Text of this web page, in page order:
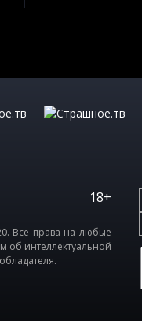
18+
Все права на любые
об интеллектуальной